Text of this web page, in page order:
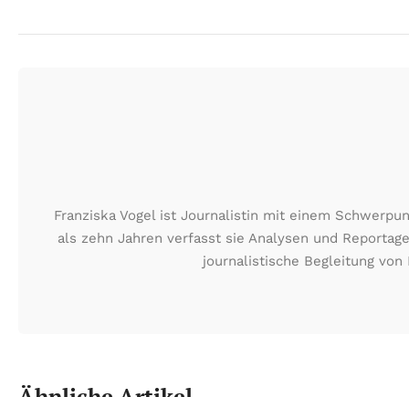
Franziska Vogel ist Journalistin mit einem
als zehn Jahren verfasst sie Analysen und
journalistische Begleitung